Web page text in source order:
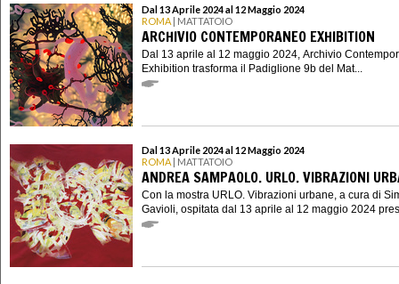
Dal 13 Aprile 2024 al 12 Maggio 2024
ROMA | MATTATOIO
ARCHIVIO CONTEMPORANEO EXHIBITION
Dal 13 aprile al 12 maggio 2024, Archivio
Exhibition trasforma il Padiglione 9b del Mat...
Dal 13 Aprile 2024 al 12 Maggio 2024
ROMA | MATTATOIO
ANDREA SAMPAOLO. URLO. VIBRAZIONI
Con la mostra URLO. Vibrazioni urbane, a cura di
Gavioli, ospitata dal 13 aprile al 12 maggio 2024